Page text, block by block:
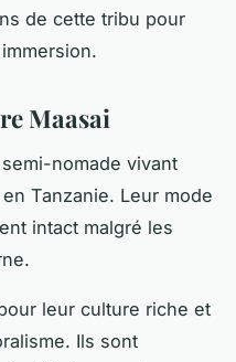
de cette tribu pour
Maasai
nomade vivant
Tanzanie. Leur mode
intact malgré les
leur culture riche et
Ils sont